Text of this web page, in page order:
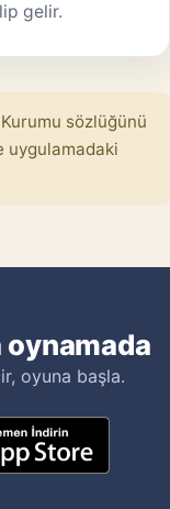
gelir.
sözlüğünü
uygulamadaki
oynamada
oyuna başla.